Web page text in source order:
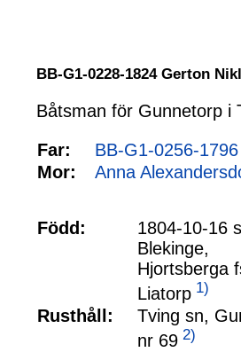
BB-G1-0228-1824 Gerton
Båtsman för Gunnetorp i
Far:
BB-G1-0256-
Mor:
Anna
Född:
1804-10-16
Blekinge,
Hjortsberga
Liatorp 1)
Rusthåll:
Tving sn,
nr 69 2)